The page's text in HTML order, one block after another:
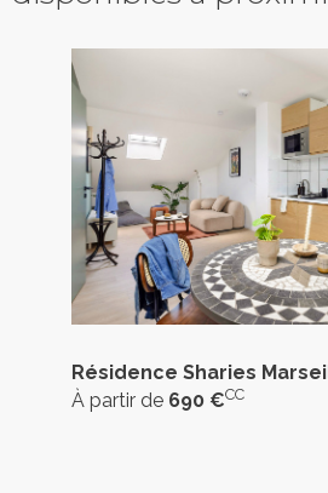
Résidence Sharies
À partir de 690 €CC